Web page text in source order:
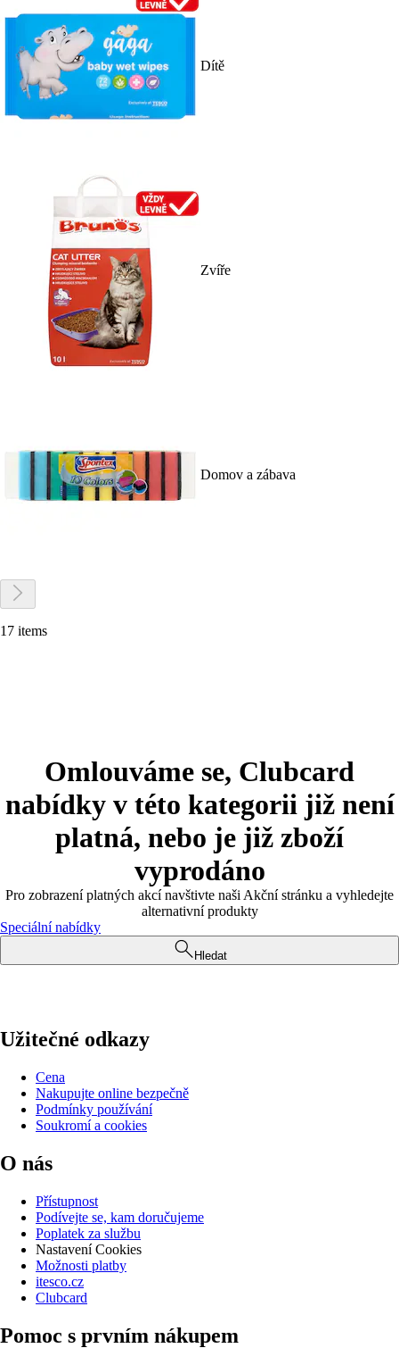
Dítě
Zvíře
Domov a zábava
17 items
Omlouváme se, Clubcard
nabídky v této kategorii již není
platná, nebo je již zboží
vyprodáno
Pro zobrazení platných akcí navštivte naši Akční stránku a vyhledejte
alternativní produkty
Speciální nabídky
Hledat
Užitečné odkazy
Cena
Nakupujte online bezpečně
Podmínky používání
Soukromí a cookies
O nás
Přístupnost
Podívejte se, kam doručujeme
Poplatek za službu
Nastavení Cookies
Možnosti platby
itesco.cz
Clubcard
Pomoc s prvním nákupem